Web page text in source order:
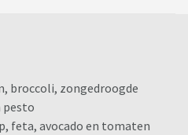
broccoli, zongedroogde
feta, avocado en tomaten